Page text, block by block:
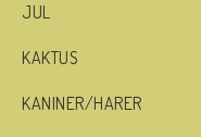
JUL
KAKTUS
KANINER/HARER